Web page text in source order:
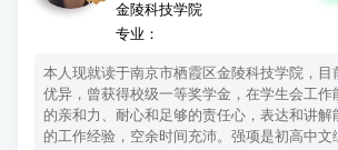
金陵科技学院
专业：
本人现就读于南京市栖霞区金陵科技学院，目
优异，曾获得校级一等奖学金，在学生会工作
的亲和力、耐心和足够的责任心，表达和讲解
的工作经验，空余时间充沛。强项是初高中文